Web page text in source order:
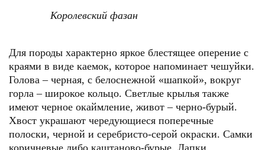
Королевский фазан
Для породы характерно яркое блестящее оперение с
краями в виде каемок, которое напоминает чешуйки.
Голова – черная, с белоснежной «шапкой», вокруг
горла – широкое кольцо. Светлые крылья также
имеют черное окаймление, живот – черно-бурый.
Хвост украшают чередующиеся поперечные
полоски, черной и серебристо-серой окраски. Самки
коричневые либо каштаново-бурые. Лапки